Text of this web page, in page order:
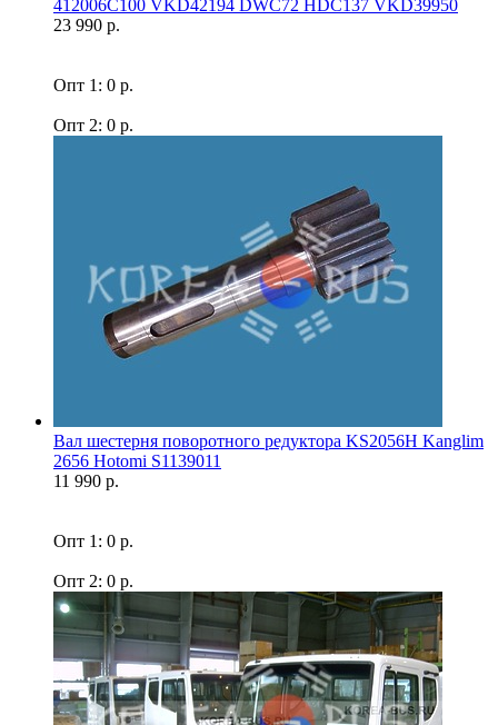
412006C100 VKD42194 DWC72 HDC137 VKD39950
23 990 р.
Опт 1: 0 р.
Опт 2: 0 р.
Вал шестерня поворотного редуктора KS2056H Kanglim
2656 Hotomi S1139011
11 990 р.
Опт 1: 0 р.
Опт 2: 0 р.